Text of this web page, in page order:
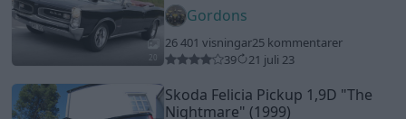
20
Gordons
26 401 visningar25 kommentarer
39
21 juli 23
Skoda Felicia Pickup 1,9D "The
Nightmare" (1999)